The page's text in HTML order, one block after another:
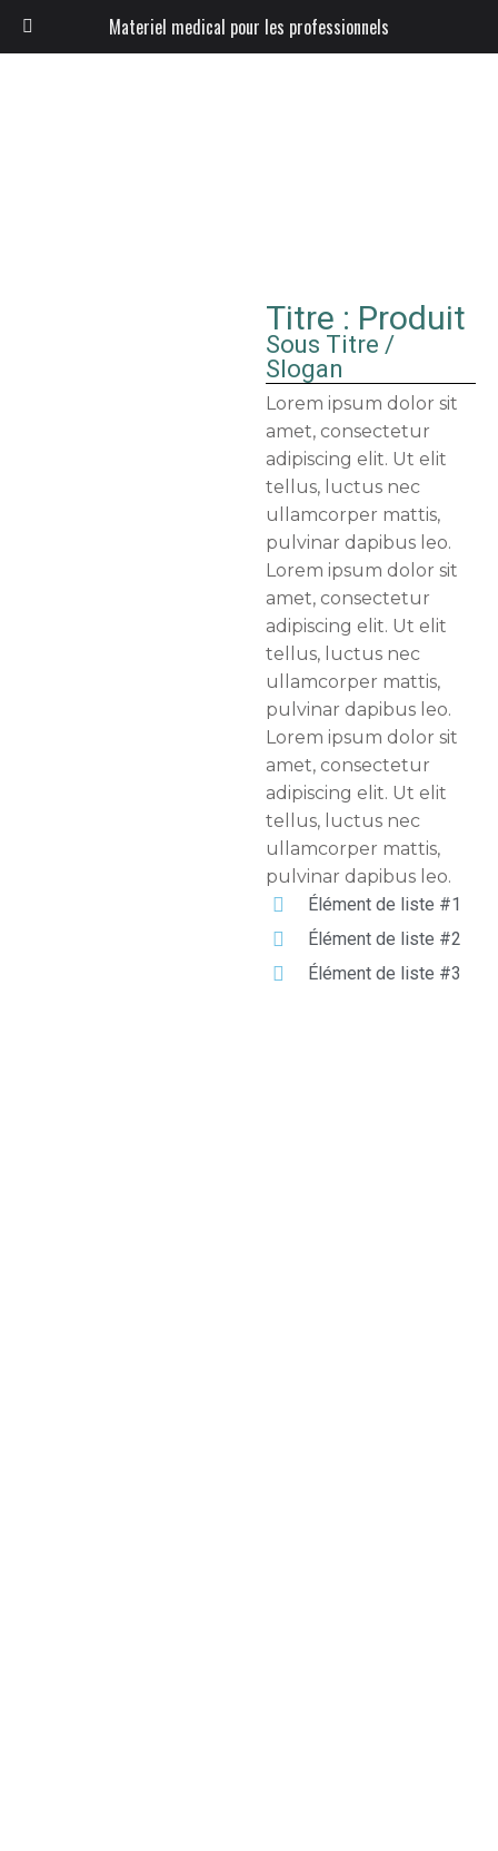
Titre : Produit
Sous Titre /
Slogan
Lorem ipsum dolor sit
amet, consectetur
adipiscing elit. Ut elit
tellus, luctus nec
ullamcorper mattis,
pulvinar dapibus leo.
Lorem ipsum dolor sit
amet, consectetur
adipiscing elit. Ut elit
tellus, luctus nec
ullamcorper mattis,
pulvinar dapibus leo.
Lorem ipsum dolor sit
amet, consectetur
adipiscing elit. Ut elit
tellus, luctus nec
ullamcorper mattis,
pulvinar dapibus leo.
Élément de liste #1
Élément de liste #2
Élément de liste #3
Materiel medical pour les professionnels